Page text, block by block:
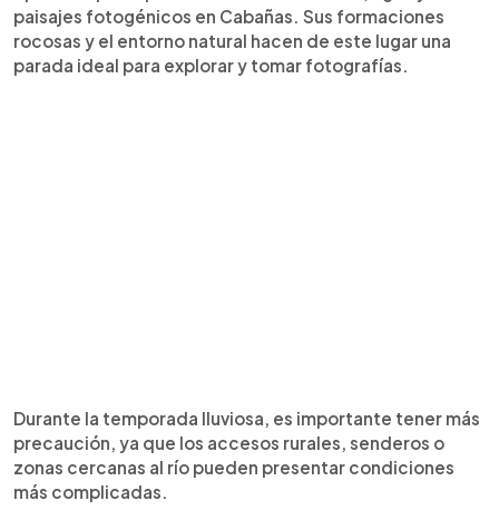
paisajes fotogénicos en Cabañas. Sus formaciones
rocosas y el entorno natural hacen de este lugar una
parada ideal para explorar y tomar fotografías.
Durante la temporada lluviosa, es importante tener más
precaución, ya que los accesos rurales, senderos o
zonas cercanas al río pueden presentar condiciones
más complicadas.